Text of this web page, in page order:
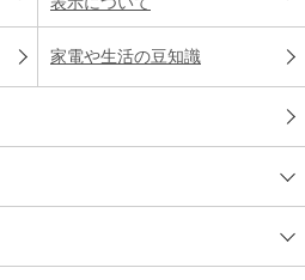
家電や生活の豆知識